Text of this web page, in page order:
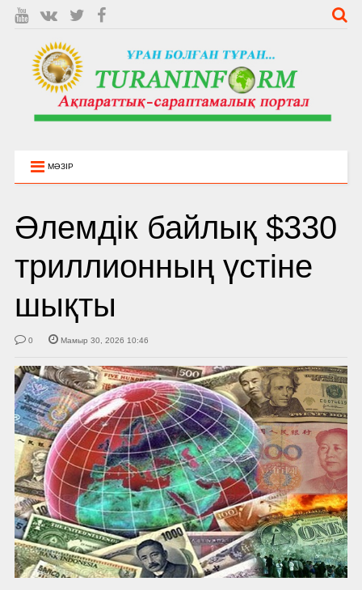
МӘЗІР
Әлемдік байлық $330
триллионның үстіне
шықты
0 Мамыр 30, 2026 10:46